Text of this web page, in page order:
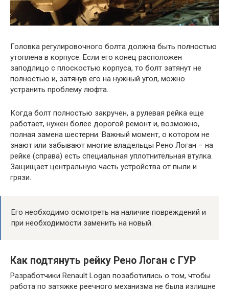
Головка регулировочного болта должна быть полностью
утоплена в корпусе. Если его конец расположен
заподлицо с плоскостью корпуса, то болт затянут не
полностью и, затянув его на нужный угол, можно
устранить проблему люфта.
Когда болт полностью закручен, а рулевая рейка еще
работает, нужен более дорогой ремонт и, возможно,
полная замена шестерни. Важный момент, о котором не
знают или забывают многие владельцы Рено Логан – на
рейке (справа) есть специальная уплотнительная втулка.
Защищает центральную часть устройства от пыли и
грязи.
Его необходимо осмотреть на наличие повреждений и
при необходимости заменить на новый.
Как подтянуть рейку Рено Логан с ГУР
Разработчики Renault Logan позаботились о том, чтобы
работа по затяжке реечного механизма не была излишне